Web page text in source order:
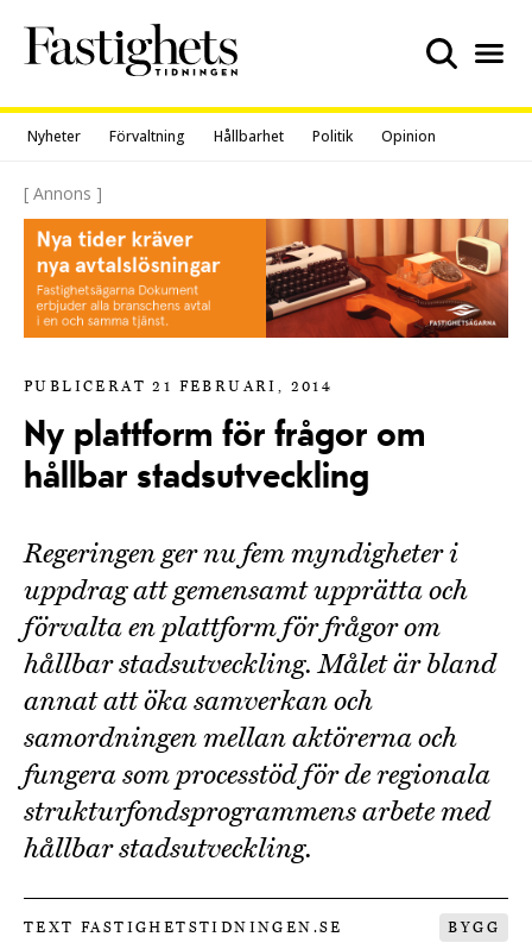
content
Nyheter Förvaltning Hållbarhet Politik Opinion
[ Annons ]
PUBLICERAT 21 FEBRUARI, 2014
Ny plattform för frågor om
hållbar stadsutveckling
Regeringen ger nu fem myndigheter i
uppdrag att gemensamt upprätta och
förvalta en plattform för frågor om
hållbar stadsutveckling. Målet är bland
annat att öka samverkan och
samordningen mellan aktörerna och
fungera som processtöd för de regionala
strukturfondsprogrammens arbete med
hållbar stadsutveckling.
TEXT FASTIGHETSTIDNINGEN.SE BYGG